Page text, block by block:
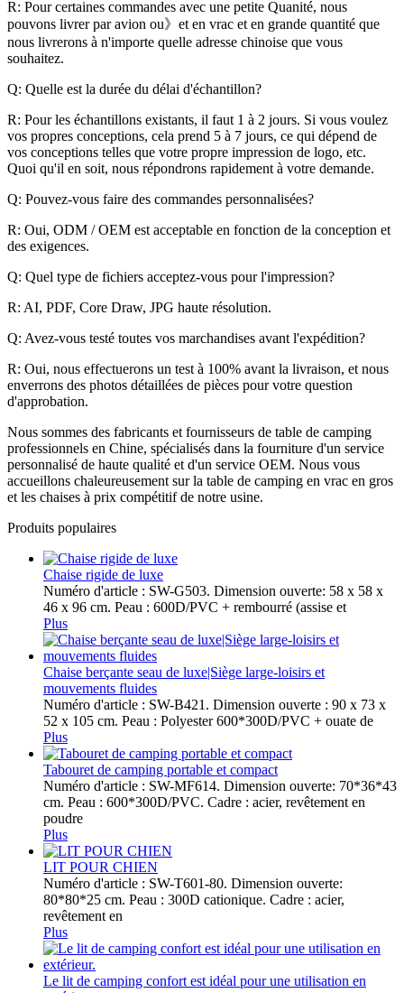
R: Pour certaines commandes avec une petite Quanité, nous
pouvons livrer par avion ou》et en vrac et en grande quantité que
nous livrerons à n'importe quelle adresse chinoise que vous
souhaitez.
Q: Quelle est la durée du délai d'échantillon?
R: Pour les échantillons existants, il faut 1 à 2 jours. Si vous voulez
vos propres conceptions, cela prend 5 à 7 jours, ce qui dépend de
vos conceptions telles que votre propre impression de logo, etc.
Quoi qu'il en soit, nous répondrons rapidement à votre demande.
Q: Pouvez-vous faire des commandes personnalisées?
R: Oui, ODM / OEM est acceptable en fonction de la conception et
des exigences.
Q: Quel type de fichiers acceptez-vous pour l'impression?
R: AI, PDF, Core Draw, JPG haute résolution.
Q: Avez-vous testé toutes vos marchandises avant l'expédition?
R: Oui, nous effectuerons un test à 100% avant la livraison, et nous
enverrons des photos détaillées de pièces pour votre question
d'approbation.
Nous sommes des fabricants et fournisseurs de table de camping
professionnels en Chine, spécialisés dans la fourniture d'un service
personnalisé de haute qualité et d'un service OEM. Nous vous
accueillons chaleureusement sur la table de camping en vrac en gros
et les chaises à prix compétitif de notre usine.
Produits populaires
Chaise rigide de luxe
Numéro d'article : SW-G503. Dimension ouverte: 58 x 58 x
46 x 96 cm. Peau : 600D/PVC + rembourré (assise et
Plus
Chaise berçante seau de luxe|Siège large-loisirs et
mouvements fluides
Numéro d'article : SW-B421. Dimension ouverte : 90 x 73 x
52 x 105 cm. Peau : Polyester 600*300D/PVC + ouate de
Plus
Tabouret de camping portable et compact
Numéro d'article : SW-MF614. Dimension ouverte: 70*36*43
cm. Peau : 600*300D/PVC. Cadre : acier, revêtement en
poudre
Plus
LIT POUR CHIEN
Numéro d'article : SW-T601-80. Dimension ouverte:
80*80*25 cm. Peau : 300D cationique. Cadre : acier,
revêtement en
Plus
Le lit de camping confort est idéal pour une utilisation en